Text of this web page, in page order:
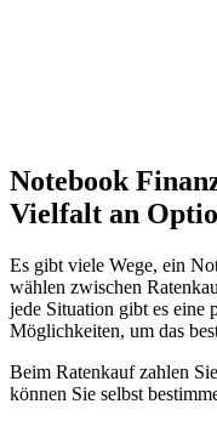
Notebook
Vielfalt an
Es gibt viele Wege, ein
wählen zwischen
jede Situation gibt es eine
Möglichkeiten, um das
Beim Ratenkauf zahlen
können Sie selbst